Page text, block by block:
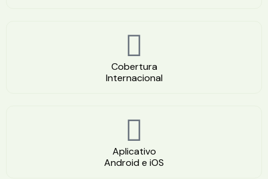
Cobertura
Internacional
Aplicativo
Android e iOS